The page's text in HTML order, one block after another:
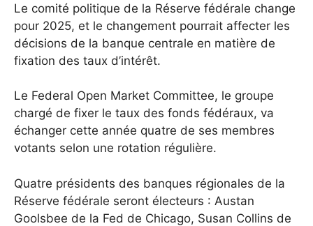
Le comité politique de la Réserve fédérale change
pour 2025, et le changement pourrait affecter les
décisions de la banque centrale en matière de
fixation des taux d’intérêt.
Le Federal Open Market Committee, le groupe
chargé de fixer le taux des fonds fédéraux, va
échanger cette année quatre de ses membres
votants selon une rotation régulière.
Quatre présidents des banques régionales de la
Réserve fédérale seront électeurs : Austan
Goolsbee de la Fed de Chicago, Susan Collins de